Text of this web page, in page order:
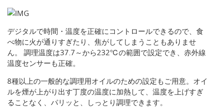
デジタルで時間・温度を正確にコントロールできるので、食
べ物に火が通りすぎたり、焦がしてしまうこともありませ
ん。 調理温度は37.7～から232℃の範囲で設定でき、赤外線
温度センサーも正確。
8種以上の一般的な調理用オイルのための設定もご用意。オイ
ルを煙が上がり出す丁度の温度に加熱して、温度を上げすぎ
ることなく、パリッと、しっとり調理できます。